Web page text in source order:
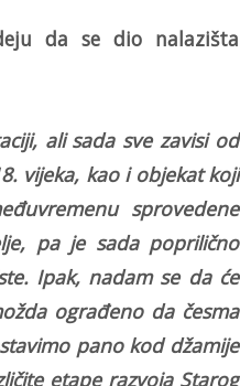
da se dio nalazišta
ali sada sve zavisi od
vijeka, kao i objekat koji
sprovedene
pa je sada poprilično
Ipak, nadam se da će
ograđeno da česma
pano kod džamije
etape razvoja Starog